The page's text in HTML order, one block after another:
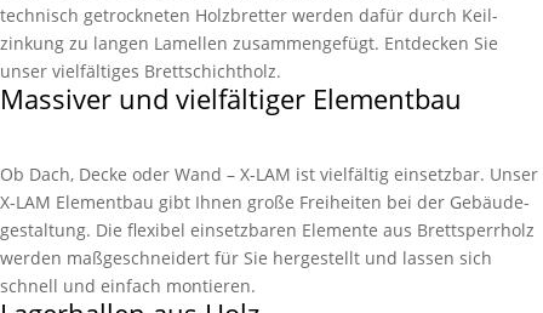
technisch getrock­neten Holz­bretter werden dafür durch Keil­
zinkung zu langen Lamel­len zu­sammen­gefügt. Entdecken Sie
unser viel­fältiges Brett­schicht­holz.
Massiver und vielfältiger Elementbau
Ob Dach, Decke oder Wand – X-LAM ist vielfältig einsetz­bar. Unser
X-LAM Element­bau gibt Ihnen große Frei­heiten bei der Gebäude­
gestaltung. Die flexibel einsetz­baren Elemente aus Brett­sperr­holz
werden maß­geschnei­dert für Sie her­gestellt und lassen sich
schnell und einfach montieren.